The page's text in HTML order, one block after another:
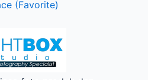
(Favorite)